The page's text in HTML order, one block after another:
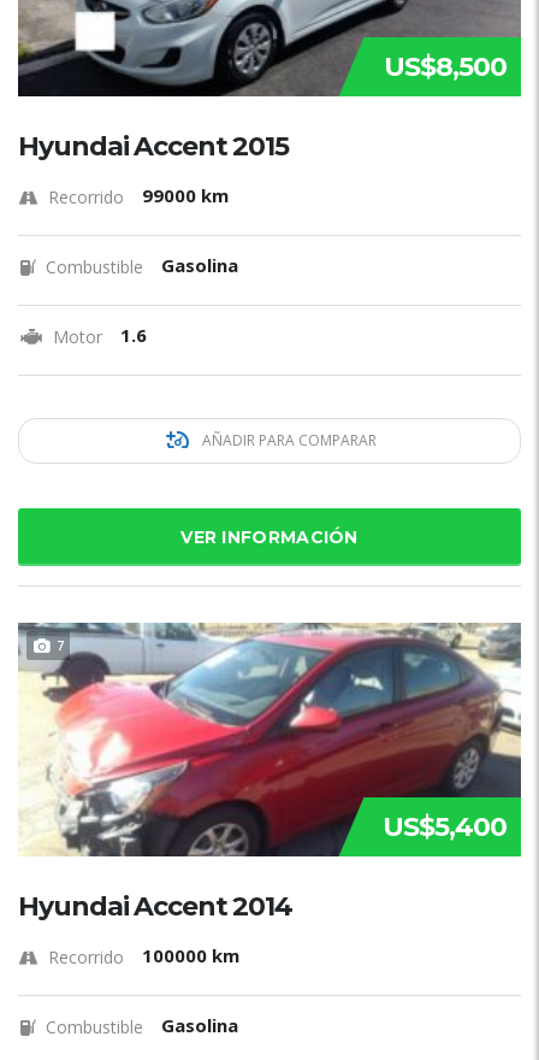
US$8,500
Hyundai Accent 2015
Recorrido 99000 km
Combustible Gasolina
Motor 1.6
AÑADIR PARA COMPARAR
VER INFORMACIÓN
7
US$5,400
Hyundai Accent 2014
Recorrido 100000 km
Combustible Gasolina